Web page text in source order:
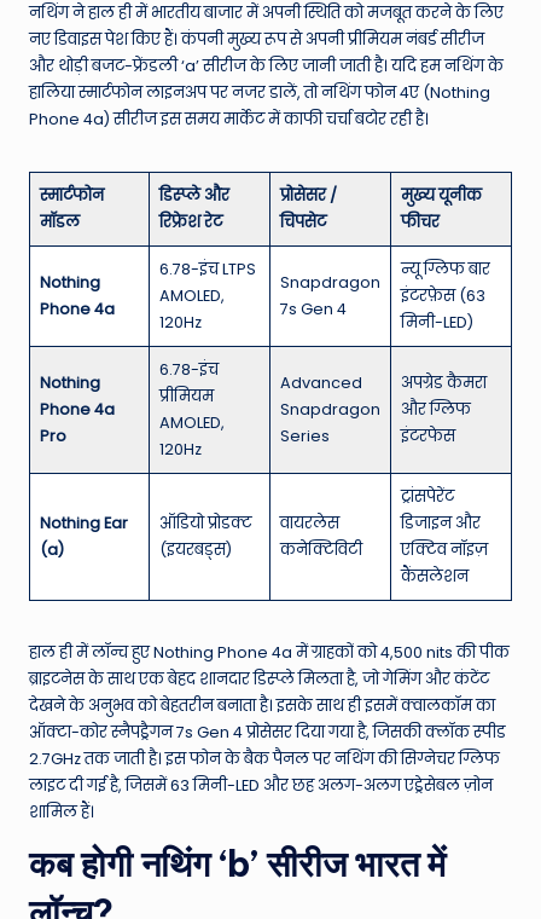
नथिंग ने हाल ही में भारतीय बाजार में अपनी स्थिति को मजबूत करने के लिए
नए डिवाइस पेश किए हैं। कंपनी मुख्य रूप से अपनी प्रीमियम नंबर्ड सीरीज
और थोड़ी बजट-फ्रेंडली ‘a’ सीरीज के लिए जानी जाती है। यदि हम नथिंग के
हालिया स्मार्टफोन लाइनअप पर नजर डालें, तो नथिंग फोन 4ए (Nothing
Phone 4a) सीरीज इस समय मार्केट में काफी चर्चा बटोर रही है।
स्मार्टफोन
मॉडल
डिस्प्ले और
रिफ्रेश रेट
प्रोसेसर /
चिपसेट
मुख्य यूनीक
फीचर
Nothing
Phone 4a
6.78-इंच LTPS
AMOLED,
120Hz
Snapdragon
7s Gen 4
न्यू ग्लिफ बार
इंटरफ़ेस (63
मिनी-LED)
Nothing
Phone 4a
Pro
6.78-इंच
प्रीमियम
AMOLED,
120Hz
Advanced
Snapdragon
Series
अपग्रेड कैमरा
और ग्लिफ
इंटरफेस
Nothing Ear
(a)
ऑडियो प्रोडक्ट
(इयरबड्स)
वायरलेस
कनेक्टिविटी
ट्रांसपेरेंट
डिजाइन और
एक्टिव नॉइज़
कैंसलेशन
हाल ही में लॉन्च हुए Nothing Phone 4a में ग्राहकों को 4,500 nits की पीक
ब्राइटनेस के साथ एक बेहद शानदार डिस्प्ले मिलता है, जो गेमिंग और कंटेंट
देखने के अनुभव को बेहतरीन बनाता है। इसके साथ ही इसमें क्वालकॉम का
ऑक्टा-कोर स्नैपड्रैगन 7s Gen 4 प्रोसेसर दिया गया है, जिसकी क्लॉक स्पीड
2.7GHz तक जाती है। इस फोन के बैक पैनल पर नथिंग की सिग्नेचर ग्लिफ
लाइट दी गई है, जिसमें 63 मिनी-LED और छह अलग-अलग एड्रेसेबल ज़ोन
शामिल हैं।
कब होगी नथिंग ‘b’ सीरीज भारत में